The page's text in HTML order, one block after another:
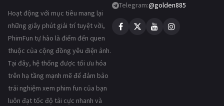
Hoạt động với mục tiêu mang lại
những giây phút giải trí tuyệt vời,
PhimFun tự hào là điểm đến quen
thuộc của cộng đồng yêu điện ảnh.
Tại đây, hệ thống được tối ưu hóa
trên hạ tầng mạnh mẽ để đảm bảo
trải nghiệm xem phim fun của bạn
luôn đạt tốc độ tải cực nhanh và
Telegram:@golden885